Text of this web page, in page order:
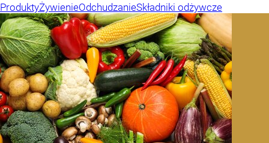
ProduktyŻywienieOdchudzanieSkładniki odżywcze